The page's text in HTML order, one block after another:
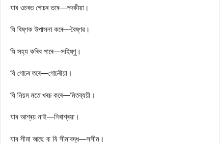
যাৰ ওচৰত গোচৰ তৰে—পদকীয়া।
যি বিষ্ণক উপাসনা কৰে—বৈষ্ণৱ।
যি সহ্য কৰিব পাৰে—সহিষ্ণু।
যি গোচৰ তৰে—গোচৰীয়া।
যি নিয়ম মতে খৰচ কৰে—মিতব্যয়ী।
যাৰ আশ্ৰয় নাই—নিৰাশ্ৰয়া।
যাৰ সীমা আছে বা যি সীমাবদ্ধ—সসীম।